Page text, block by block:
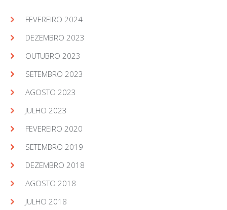
FEVEREIRO 2024
DEZEMBRO 2023
OUTUBRO 2023
SETEMBRO 2023
AGOSTO 2023
JULHO 2023
FEVEREIRO 2020
SETEMBRO 2019
DEZEMBRO 2018
AGOSTO 2018
JULHO 2018